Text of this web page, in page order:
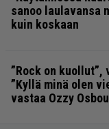
sanoo laulavansa
kuin koskaan
”Rock on
”Kyllä minä olen
vastaa Ozzy